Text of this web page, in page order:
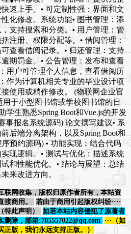
速上手。• 可定制性强：界面和文
化修改。系统功能• 图书管理：添
支持搜索和分类。• 用户管理：管
注册、权限分配等。• 借阅管理：
查看借阅记录。• 归还管理：支持
期罚金。• 公告管理：发布和查看
用户可管理个人信息，查看借阅历
作为计算机相关专业的毕业设计项
使用或稍作修改。 (物联网企业官
用于小型图书馆或学校图书馆的日
学生熟悉Spring Boot和Vue.js的开发
事报名系统源码) 论文撰写建议• 系
后端分离架构，以及Spring Boot和
预约源码) • 功能实现：结合代码
现逻辑。• 测试与优化：描述系统
和性能优化。• 结论与展望：总结
来改进方向。
联网收集，版权归原作者所有，本站资
商用。
若由于商用引起版权纠纷····
特此声明）
如若本站内容侵犯了原著者
除，邮箱:785557022@qq.com
···（如
版，我们永远支持正版。）